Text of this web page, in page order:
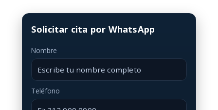
Solicitar cita por WhatsApp
Nombre
Teléfono